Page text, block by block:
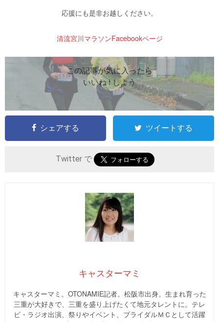
応援にも是非お越しください。
清流宮川マラソンFacebookページ
この記事が気に入ったら
いいね ! しよう
シェアする ツイートする
Twitter で
キャスターマミ
キャスターマミ。OTONAMIE記者。松阪市出身。生まれ育った
三重が大好きで、三重を盛り上げたくて地元タレントに。テレ
ビ・ラジオ出演、祭りやイベント、ブライダルＭＣとして活躍